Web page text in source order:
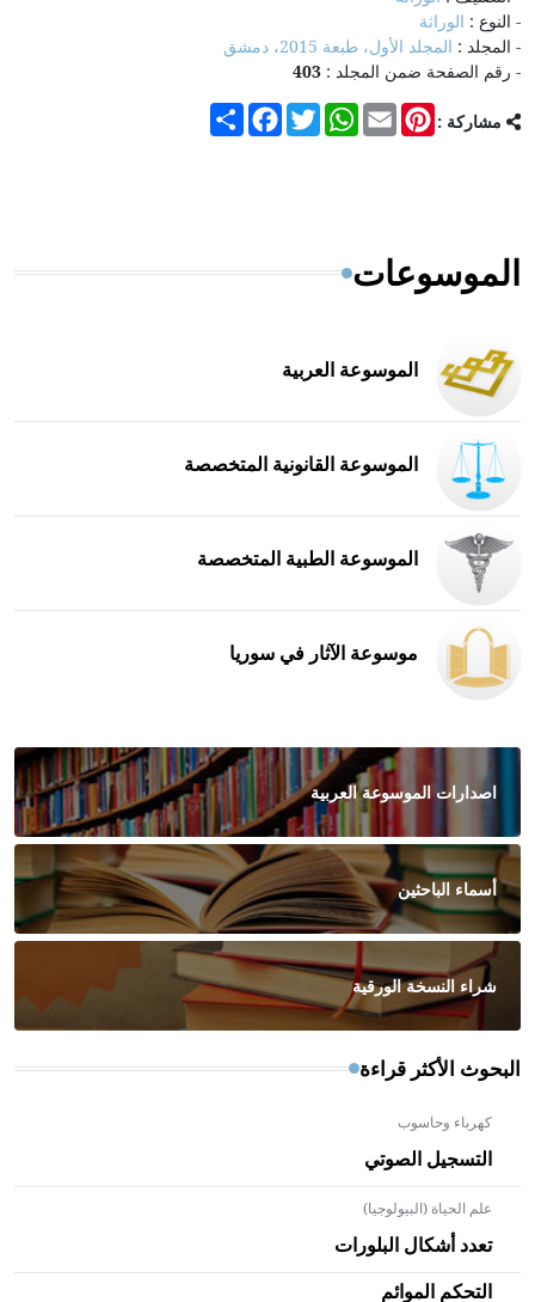
- النوع : الوراثة
- المجلد : المجلد الأول، طبعة 2015، دمشق
- رقم الصفحة ضمن المجلد : 403
مشاركة : Share
FacebookTwitter
WhatsAppEmail
Pinterest
الموسوعات
الموسوعة العربية
الموسوعة القانونية المتخصصة
الموسوعة الطبية المتخصصة
موسوعة الآثار في سوريا
اصدارات الموسوعة العربية
أسماء الباحثين
شراء النسخة الورقية
البحوث الأكثر قراءة
كهرباء وحاسوب
التسجيل الصوتي
علم الحياة (البيولوجيا)
تعدد أشكال البلورات
التحكم الموائم